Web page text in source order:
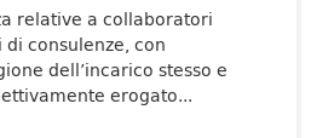
relative a collaboratori
consulenze, con
dell’incarico stesso e
erogato...